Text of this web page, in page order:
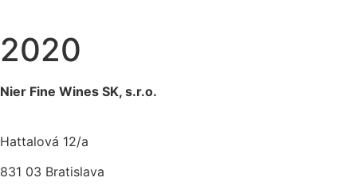
2020
Nier Fine Wines SK, s.r.o.
Hattalová 12/a
831 03 Bratislava